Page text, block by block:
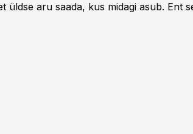
üldse aru saada, kus midagi asub. Ent